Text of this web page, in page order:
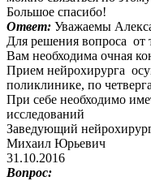
Большое спасибо!
Ответ: Уважаемы
Для решения вопроса от
Вам необходима очная
Прием нейрохирурга
поликлинике, по
При себе необходимо
исследований
Заведующий
Михаил Юрьевич
31.10.2016
Вопрос: